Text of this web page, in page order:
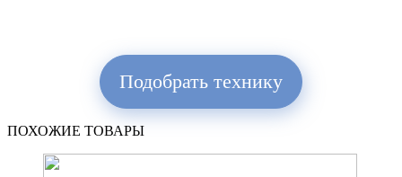
Подобрать технику
ПОХОЖИЕ ТОВАРЫ